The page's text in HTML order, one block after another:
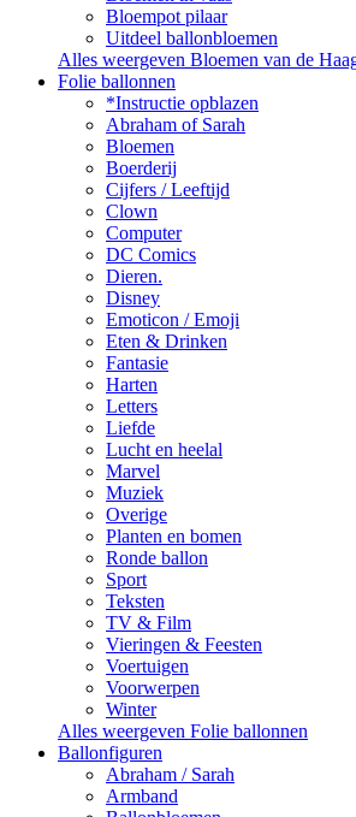
Bloempot pilaar
Uitdeel ballonbloemen
Alles weergeven Bloemen van de
Folie ballonnen
*Instructie opblazen
Abraham of Sarah
Bloemen
Boerderij
Cijfers / Leeftijd
Clown
Computer
DC Comics
Dieren.
Disney
Emoticon / Emoji
Eten & Drinken
Fantasie
Harten
Letters
Liefde
Lucht en heelal
Marvel
Muziek
Overige
Planten en bomen
Ronde ballon
Sport
Teksten
TV & Film
Vieringen & Feesten
Voertuigen
Voorwerpen
Winter
Alles weergeven Folie ballonnen
Ballonfiguren
Abraham / Sarah
Armband